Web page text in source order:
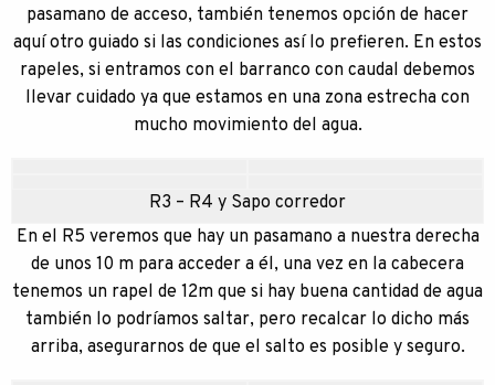
pasamano de acceso, también tenemos opción de hacer
aquí otro guiado si las condiciones así lo prefieren. En estos
rapeles, si entramos con el barranco con caudal debemos
llevar cuidado ya que estamos en una zona estrecha con
mucho movimiento del agua.
R3 – R4 y Sapo corredor
En el R5 veremos que hay un pasamano a nuestra derecha
de unos 10 m para acceder a él, una vez en la cabecera
tenemos un rapel de 12m que si hay buena cantidad de agua
también lo podríamos saltar, pero recalcar lo dicho más
arriba, asegurarnos de que el salto es posible y seguro.